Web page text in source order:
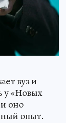
вуз и
у «Новых
оно
опыт.